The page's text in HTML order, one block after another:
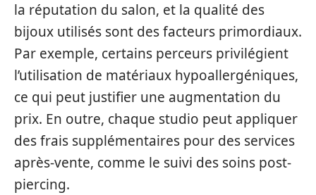
la réputation du salon, et la qualité des
bijoux utilisés sont des facteurs primordiaux.
Par exemple, certains perceurs privilégient
l’utilisation de matériaux hypoallergéniques,
ce qui peut justifier une augmentation du
prix. En outre, chaque studio peut appliquer
des frais supplémentaires pour des services
après-vente, comme le suivi des soins post-
piercing.